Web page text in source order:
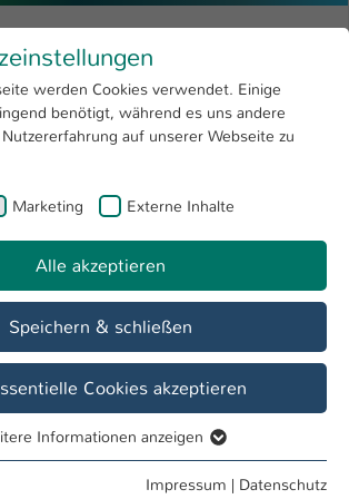
Menu
4
Open submenu
für Studieninteressierte
zu einem
werden Cookies verwendet. Einige
benötigt, während es uns andere
auf unserer Webseite zu
Marketing Externe Inhalte
Alle akzeptieren
Speichern & schließen
Cookies akzeptieren
werden für grundlegende Funktionen
Informationen anzeigen
Impressum | Datenschutz